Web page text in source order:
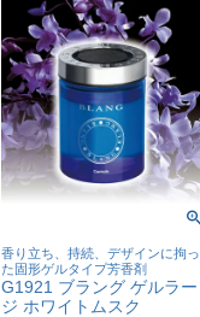
香り立ち、持続、デザインに拘っ
た固形ゲルタイプ芳香剤
G1921 ブラング ゲルラー
ジ ホワイトムスク